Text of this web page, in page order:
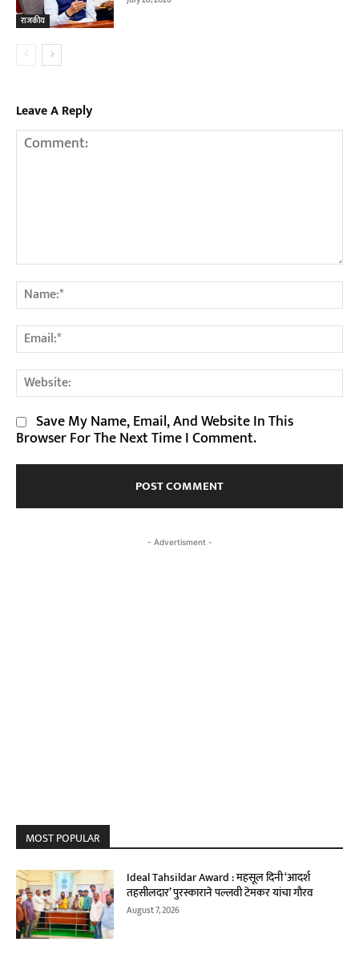
राजकीय
Leave A Reply
Comment:
Save My Name, Email, And Website In This
Browser For The Next Time I Comment.
- Advertisment -
MOST POPULAR
Ideal Tahsildar Award : महसूल दिनी ‘आदर्श
तहसीलदार’ पुरस्काराने पल्लवी टेमकर यांचा गौरव
August 7, 2026